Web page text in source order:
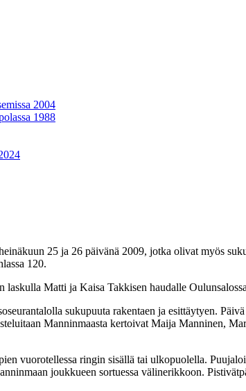
2004
1988
25 ja 26 päivänä 2009, jotka olivat myös
120.
Matti ja Kaisa Takkisen haudalle
sukupuuta rakentaen ja esittäytyen.
Manninmaasta kertoivat Maija Manninen,
vuorotellessa ringin sisällä tai ulkopuolella.
joukkueen sortuessa välinerikkoon.